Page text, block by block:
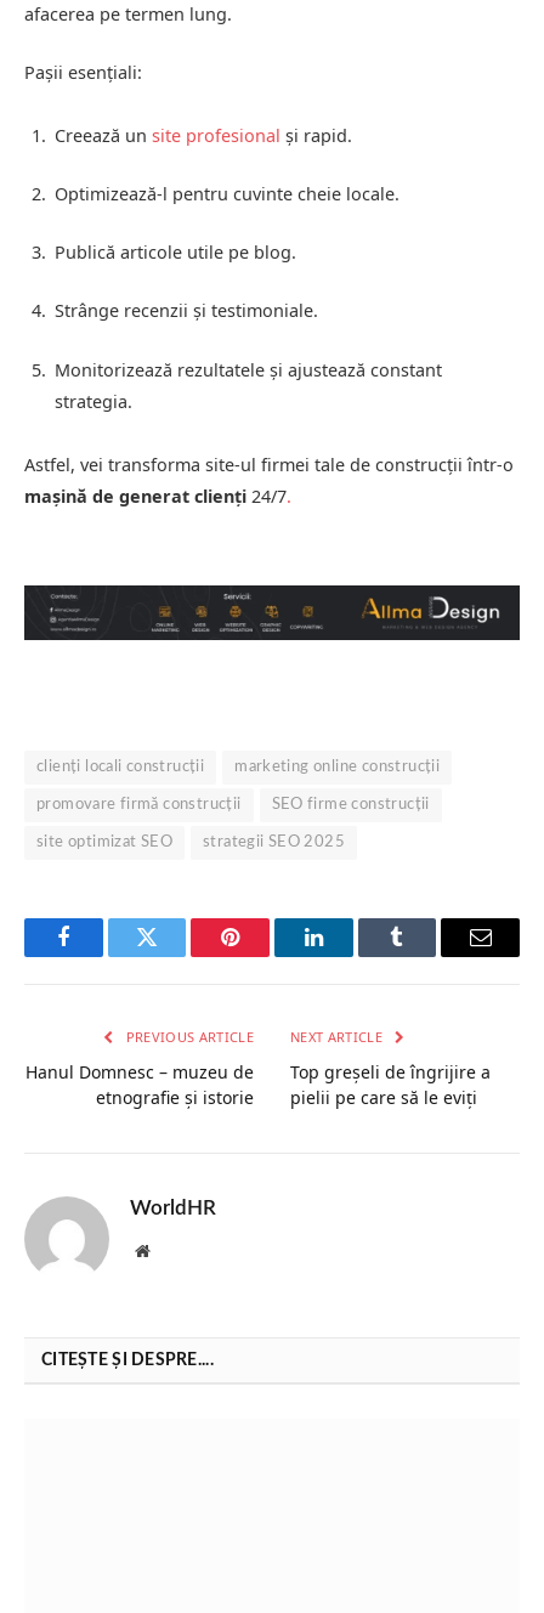
afacerea pe termen lung.
Pașii esențiali:
Creează un site profesional și rapid.
Optimizează-l pentru cuvinte cheie locale.
Publică articole utile pe blog.
Strânge recenzii și testimoniale.
Monitorizează rezultatele și ajustează constant
strategia.
Astfel, vei transforma site-ul firmei tale de construcții într-o
mașină de generat clienți 24/7.
clienți locali construcții marketing online construcții
promovare firmă construcții SEO firme construcții
site optimizat SEO strategii SEO 2025
FacebookTwitter Pinterest LinkedInTumblr Email
PREVIOUS ARTICLE
Hanul Domnesc – muzeu de
etnografie și istorie
NEXT ARTICLE
Top greșeli de îngrijire a
pielii pe care să le eviți
WorldHR
Website
CITEȘTE ȘI DESPRE....